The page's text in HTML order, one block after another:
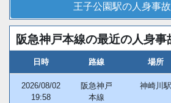
王子公園駅の人身事
阪急神戸本線の最近の人身
日時 路線 場所
2026/08/02
19:58
阪急神戸
本線
神崎川駅